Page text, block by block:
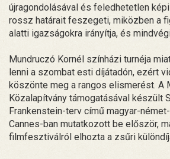
újragondolásával és feledhetetlen
rossz határait feszegeti, miközben a
alatti igazságokra irányítja, és
Mundruczó Kornél színházi turnéja
lenni a szombat esti díjátadón, ezért
köszönte meg a rangos elismerést. A
Közalapítvány támogatásával készült
Frankenstein-terv című magyar-
Cannes-ban mutatkozott be először,
filmfesztiválról elhozta a zsűri